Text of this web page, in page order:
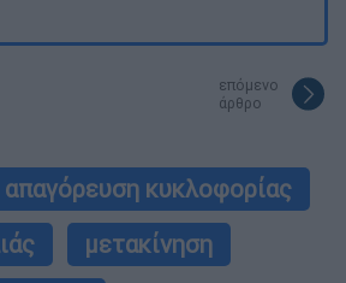
επόμενο
άρθρο
απαγόρευση κυκλοφορίας
μετακίνηση